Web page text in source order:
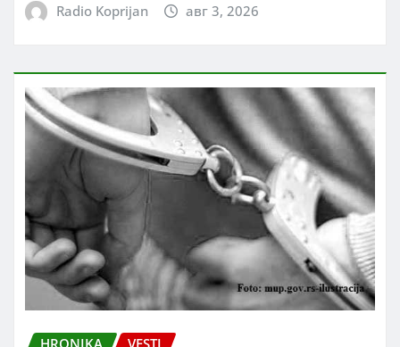
Radio Koprijan авг 3, 2026